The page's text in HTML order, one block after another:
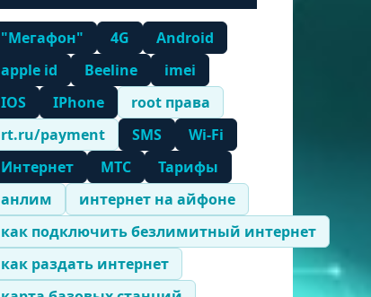
"Мегафон" 4G
Android
apple id
Beeline
imei
IOS
IPhone
root права
rt.ru/payment
SMS
Wi-Fi
Интернет
МТС
Тарифы
анлим
интернет на айфоне
как подключить безлимитный интернет
как раздать интернет